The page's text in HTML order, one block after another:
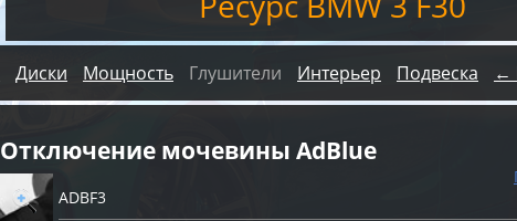
Диски Мощность Глушители Интерьер Подвеска ←
Отключение мочевины AdBlue
ADBF3